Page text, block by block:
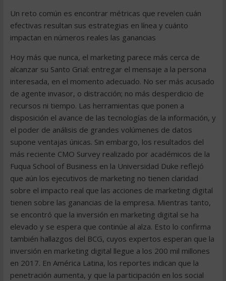
Un reto común es encontrar métricas que revelen cuán
efectivas resultan sus estrategias en línea y cuánto
impactan en números reales las ganancias
Hoy más que nunca, el marketing parece más cerca de
alcanzar su Santo Grial: entregar el mensaje a la persona
interesada, en el momento adecuado. No ser más acusado
de agente invasor, o distracción; no más desperdicio de
recursos ni tiempo. Las herramientas que ponen a
disposición el avance de las tecnologías de la información, y
el poder de análisis de grandes volúmenes de datos
supone ventajas únicas. Sin embargo, los resultados del
más reciente CMO Survey realizado por académicos de la
Fuqua School of Business en la Universidad Duke reflejó
que aún los ejecutivos de marketing no tienen claridad
sobre el impacto real que las acciones de marketing digital
tienen sobre las ganancias de la empresa. Mientras tanto,
se encontró que la inversión en marketing digital se ha
elevado y se espera que continúe al alza. Esto lo confirma
también hallazgos del BCG, cuyos expertos esperan que la
inversión en marketing digital llegue a los 200 mil millones
en 2017. En América Latina, los reportes indican que la
penetración aumenta, y que la participación en los social